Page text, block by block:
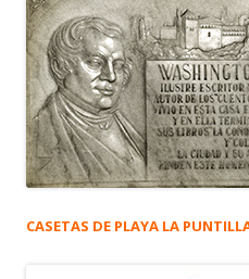
CASETAS DE PLAYA LA